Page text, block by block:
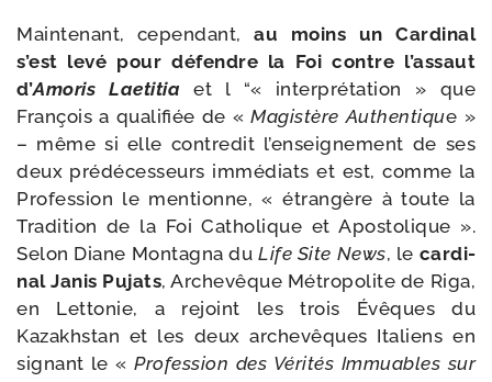
Maintenant, cepen­dant,au moins un Cardinal
s’est levé pour défendre la Foi contre l’as­saut
d’Amoris Laetitia et l “« inter­pré­ta­tion » que
François a qua­li­fiée de «Magistère Authentique »
– même si elle contre­dit l’en­sei­gne­ment de ses
deux pré­dé­ces­seurs immé­diats et est, comme la
Profession le men­tionne, « étran­gère à toute la
Tradition de la Foi Catholique et Apostolique ».
Selon Diane Montagna du Life Site News, le car­di­
nal Janis Pujats, Archevêque Métropolite de Riga,
en Lettonie, a rejoint les trois Évêques du
Kazakhstan et les deux arche­vêques Italiens en
signant le «Profession des Vérités Immuables sur